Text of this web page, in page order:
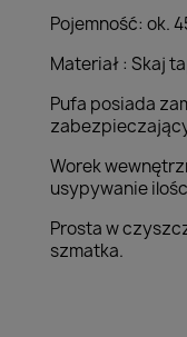
Pojemność: ok.
Materiał : Skaj
Pufa posiada
Worek
usypywanie
Prosta w
szmatka.